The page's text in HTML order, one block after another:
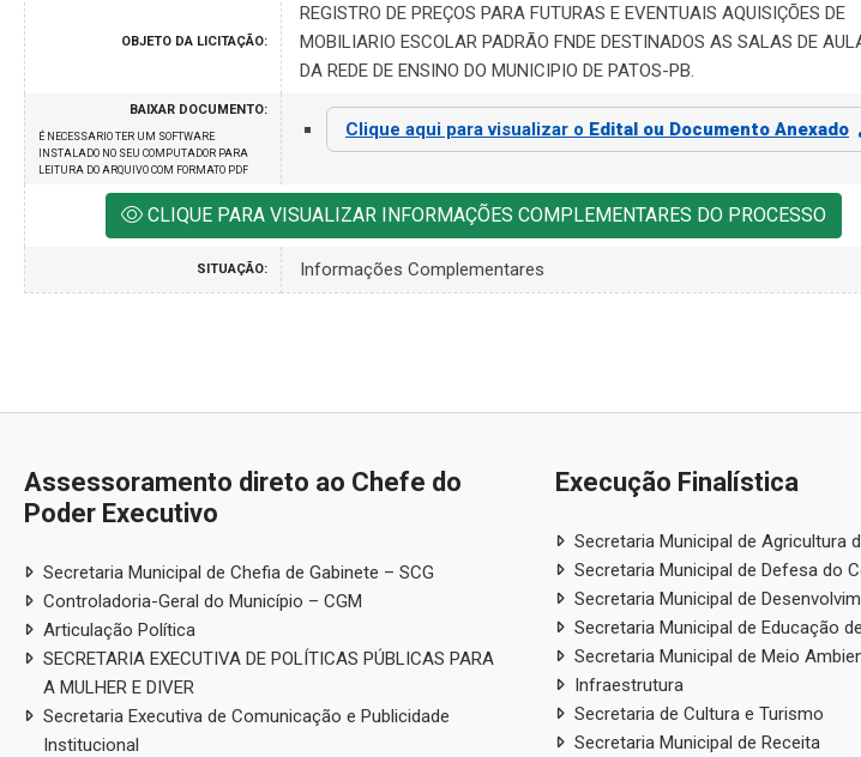
OBJETO DA LICITAÇÃO:
REGISTRO DE PREÇOS PARA FUTURAS E EVENTUAIS AQUISIÇÕES DE
MOBILIARIO ESCOLAR PADRÃO FNDE DESTINADOS AS SALAS DE
DA REDE DE ENSINO DO MUNICIPIO DE PATOS-PB.
BAIXAR DOCUMENTO:
É NECESSARIO TER UM SOFTWARE
INSTALADO NO SEU COMPUTADOR PARA
LEITURA DO ARQUIVO COM FORMATO PDF
Clique aqui para visualizar o Edital ou Documento Anexado
CLIQUE PARA VISUALIZAR INFORMAÇÕES COMPLEMENTARES DO PROCESSO
SITUAÇÃO: Informações Complementares
Assessoramento direto ao Chefe do
Poder Executivo
Secretaria Municipal de Chefia de Gabinete – SCG
Controladoria-Geral do Município – CGM
Articulação Política
SECRETARIA EXECUTIVA DE POLÍTICAS PÚBLICAS PARA
A MULHER E DIVER
Secretaria Executiva de Comunicação e Publicidade
Institucional
Execução Finalística
Secretaria Municipal de Agricultura
Secretaria Municipal de Defesa do
Secretaria Municipal de
Secretaria Municipal de Educação
Secretaria Municipal de Meio
Infraestrutura
Secretaria de Cultura e Turismo
Secretaria Municipal de Receita